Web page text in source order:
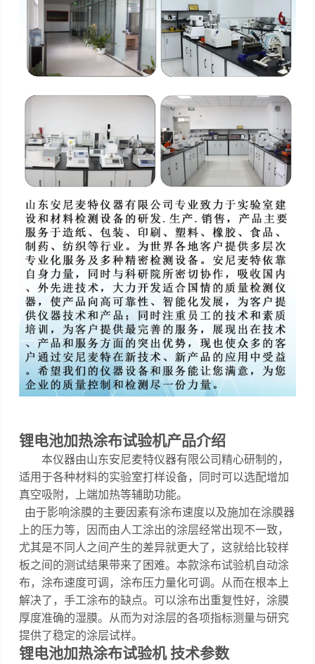
锂电池加热涂布试验机产品介绍
本仪器由山东安尼麦特仪器有限公司精心研制的，
适用于各种材料的实验室打样设备，同时可以选配增加
真空吸附，上端加热等辅助功能。
由于影响涂膜的主要因素有涂布速度以及施加在涂膜器
上的压力等，因而由人工涂出的涂层经常出现不一致，
尤其是不同人之间产生的差异就更大了，这就给比较样
板之间的测试结果带来了困难。本款涂布试验机自动涂
布，涂布速度可调，涂布压力量化可调。从而在根本上
解决了，手工涂布的缺点。可以涂布出重复性好，涂膜
厚度准确的湿膜。从而为对涂层的各项指标测量与研究
提供了稳定的涂层试样。
锂电池加热涂布试验机 技术参数